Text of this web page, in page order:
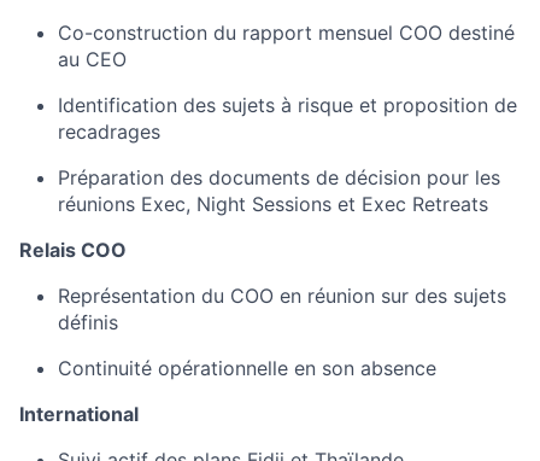
Co-construction du rapport mensuel COO destiné
au CEO
Identification des sujets à risque et proposition de
recadrages
Préparation des documents de décision pour les
réunions Exec, Night Sessions et Exec Retreats
Relais COO
Représentation du COO en réunion sur des sujets
définis
Continuité opérationnelle en son absence
International